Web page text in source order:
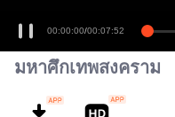
00:00:00/00:07:52
มหาศึกเทพสงคราม